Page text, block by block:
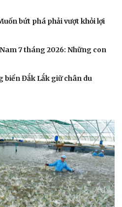
bứt phá phải vượt khỏi lợi
7 tháng 2026: Những con
biển Đắk Lắk giữ chân du